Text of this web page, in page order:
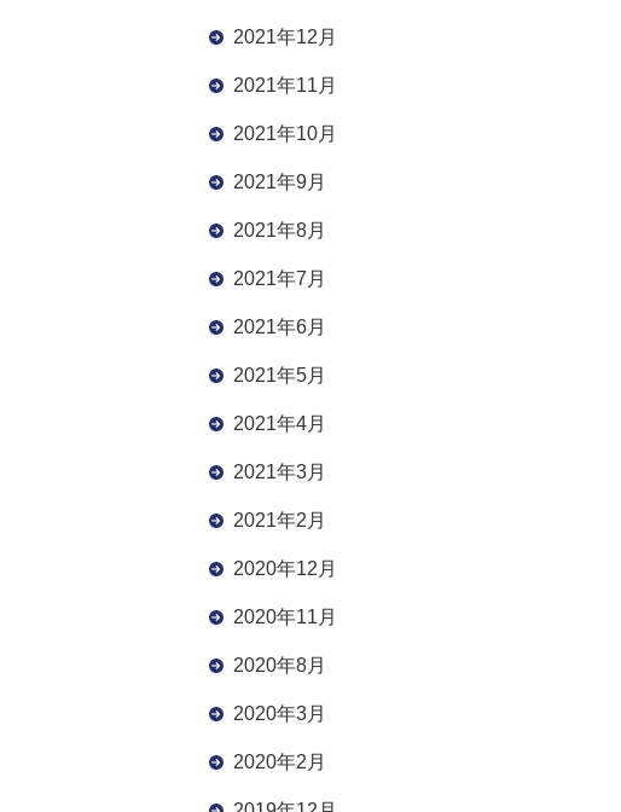
2021年12月
2021年11月
2021年10月
2021年9月
2021年8月
2021年7月
2021年6月
2021年5月
2021年4月
2021年3月
2021年2月
2020年12月
2020年11月
2020年8月
2020年3月
2020年2月